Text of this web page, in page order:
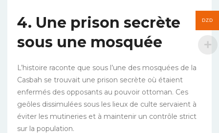
4. Une prison secrète
sous une mosquée
L’histoire raconte que sous l’une des mosquées de la
Casbah se trouvait une prison secrète où étaient
enfermés des opposants au pouvoir ottoman. Ces
geôles dissimulées sous les lieux de culte servaient à
éviter les mutineries et à maintenir un contrôle strict
sur la population.
DZD